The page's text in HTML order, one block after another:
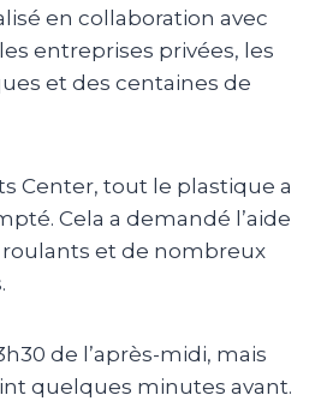
en collaboration avec
entreprises privées, les
et des centaines de
Center, tout le plastique a
Cela a demandé l’aide
et de nombreux
de l’après-midi, mais
quelques minutes avant.